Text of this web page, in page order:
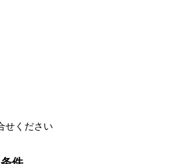
せください